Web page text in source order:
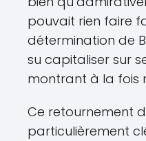
pouvait rien faire
détermination de
su capitaliser sur
montrant à la fois
Ce retournement
particulièrement